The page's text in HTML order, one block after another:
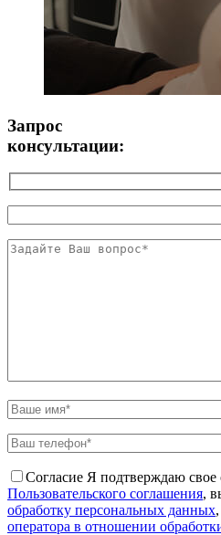
Запрос
консультации:
Согласие Я подтверждаю свое
Пользовательского соглашения,
обработку персональных данных
оператора в отношении